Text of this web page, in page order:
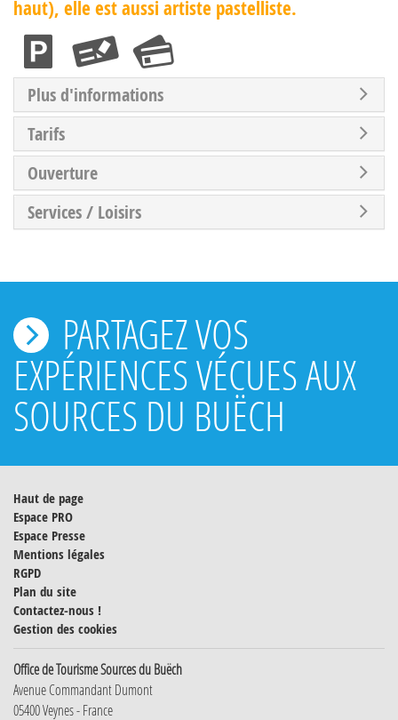
haut), elle est aussi artiste pastelliste.
Plus d'informations
Tarifs
Ouverture
Services / Loisirs
PARTAGEZ VOS
EXPÉRIENCES VÉCUES AUX
SOURCES DU BUËCH
Haut de page
Espace PRO
Espace Presse
Mentions légales
RGPD
Plan du site
Contactez-nous !
Gestion des cookies
Office de Tourisme Sources du Buëch
Avenue Commandant Dumont
05400 Veynes - France